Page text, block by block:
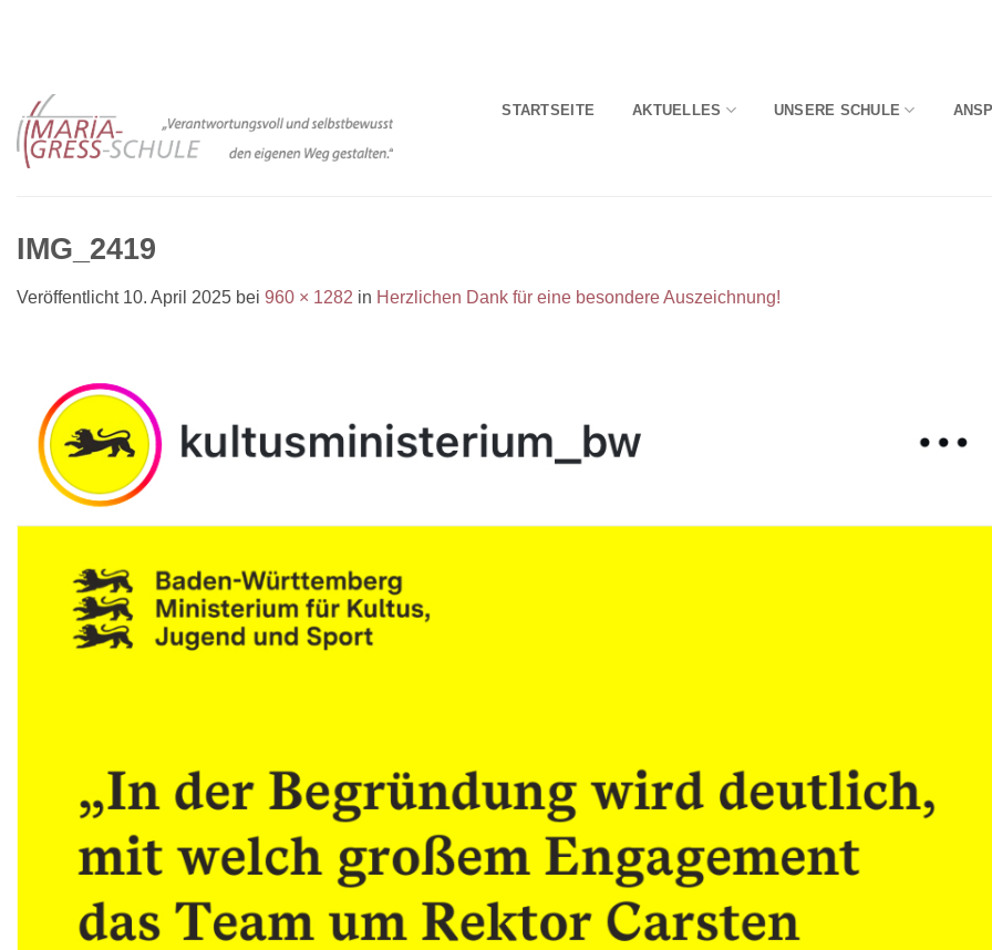
STARTSEITE AKTUELLES UNSERE SCHULE
IMG_2419
Veröffentlicht 10. April 2025 bei 960 × 1282 in Herzlichen Dank für eine besondere Auszeichnung!